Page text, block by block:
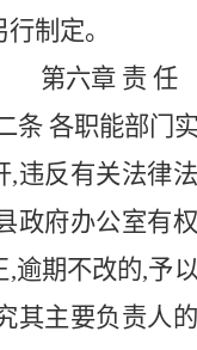
制定。
第六章 责 任
条 各职能部门
,违反有关法律
政府办公室有
,逾期不改的,予
其主要负责人